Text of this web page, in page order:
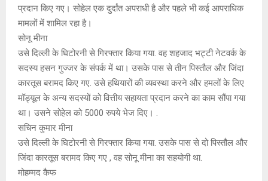
प्रदान किए गए। सोहेल एक दुर्दांत अपराधी है और पहले भी कई आपराधिक
मामलों में शामिल रहा है।
सोनू मीना
उसे दिल्ली के घिटोरनी से गिरफ्तार किया गया. वह शहजाद भट्टी नेटवर्क के
सदस्य हसन गुज्जर के संपर्क में था। उसके पास से तीन पिस्तौल और जिंदा
कारतूस बरामद किए गए. उसे हथियारों की व्यवस्था करने और हमलों के लिए
मॉड्यूल के अन्य सदस्यों को वित्तीय सहायता प्रदान करने का काम सौंपा गया
था। उसने सोहेल को 5000 रुपये भेज दिए। .
सचिन कुमार मीना
उसे दिल्ली के घिटोरनी से गिरफ्तार किया गया. उसके पास से दो पिस्तौल और
जिंदा कारतूस बरामद किए गए , वह सोनू मीना का सहयोगी था.
मोहम्मद कैफ